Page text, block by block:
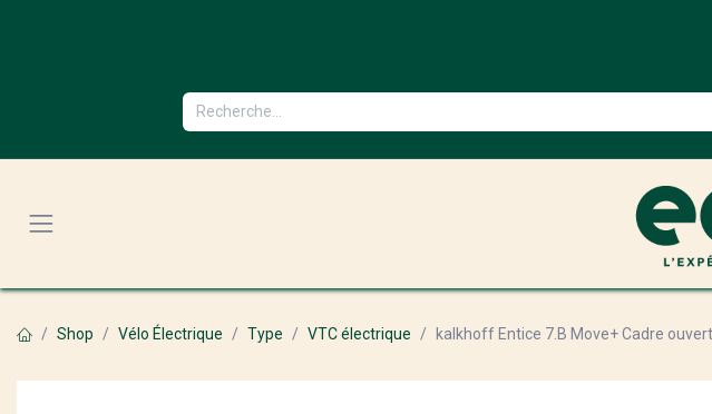
Shop Vélo Électrique Type VTC électrique kalkhoff Entice 7.B Move+ Cadre